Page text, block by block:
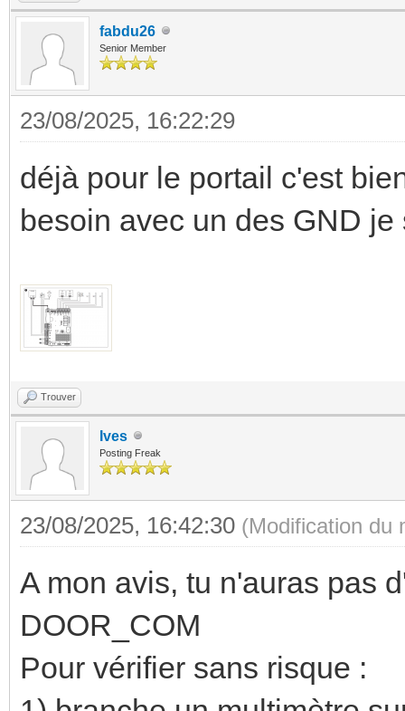
fabdu26
Senior Member
23/08/2025, 16:22:29
déjà pour le portail c'est
besoin avec un des GND je
Trouver
Ives
Posting Freak
23/08/2025, 16:42:30 (Modification du
A mon avis, tu n'auras pas
DOOR_COM
Pour vérifier sans risque :